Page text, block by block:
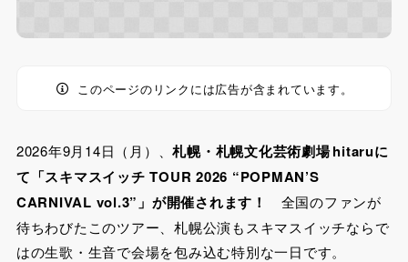
このページのリンクには広告が含まれています。
2026年9月14日（月）、札幌・札幌文化芸術劇場 hitaruに
て「スキマスイッチ TOUR 2026 “POPMAN’S
CARNIVAL vol.3”」が開催されます！ 全国のファンが
待ちわびたこのツアー、札幌公演もスキマスイッチならで
はの生歌・生音で会場を包み込む特別な一日です。